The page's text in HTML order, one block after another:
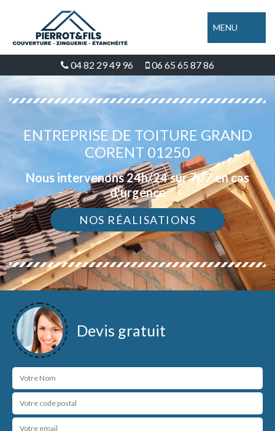
MENU
04 82 29 49 96 06 65 65 87 86
ENTREPRISE DE TOITURE GRAND
CORENT 01250
Nous intervenons 24h/24 sur 7j/7 en cas
d'urgence
NOS RÉALISATIONS
Devis gratuit